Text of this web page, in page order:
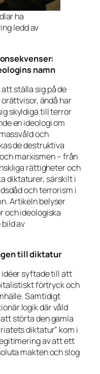
ha
ledd av
namn
ställa sig på de
ändå har
skyldiga till terror
en ideologi om
och
de destruktiva
marxismen – från
rättigheter och
diktaturer, särskilt i
och terrorism i
Artikeln belyser
och ideologiska
av
till diktatur
idéer syftade till att
förtryck och
Samtidigt
logik där våld
störta den gamla
diktatur” kom i
av att ett
makten och slog